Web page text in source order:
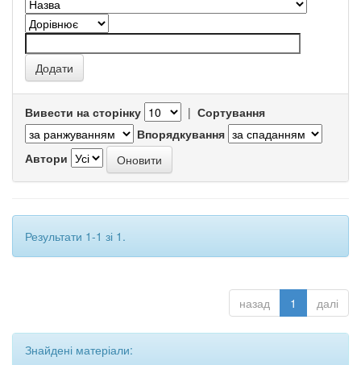
Вивести на сторінку | Сортування
Впорядкування
Автори
Результати 1-1 зі 1.
назад 1 далі
Знайдені матеріали: